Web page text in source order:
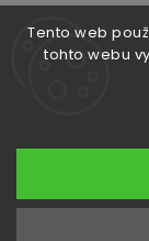
Tento web
tohto webu
Instagram
Copyright